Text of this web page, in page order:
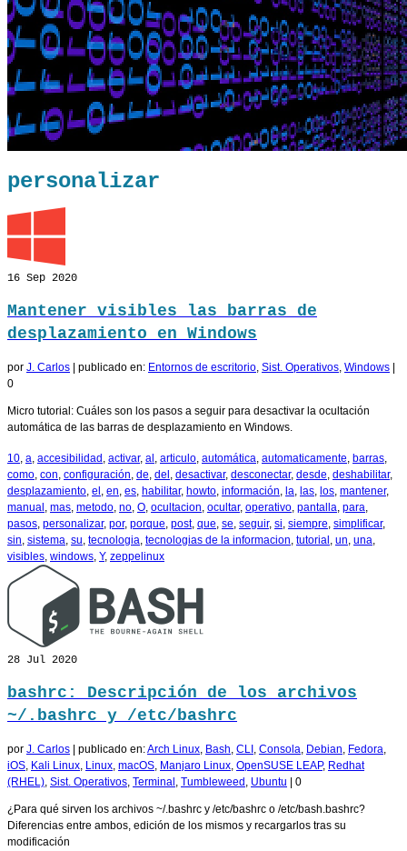
personalizar
16 Sep 2020
Mantener visibles las barras de
desplazamiento en Windows
por J. Carlos publicado en: Entornos de escritorio, Sist. Operativos, Windows
0
Micro tutorial: Cuáles son los pasos a seguir para desactivar la ocultación
automática de las barras de desplazamiento en Windows.
10, a, accesibilidad , activar, al , articulo, automática, automaticamente, barras,
como, con, configuración, de, del , desactivar, desconectar, desde, deshabilitar,
desplazamiento, el , en, es, habilitar, howto, información, la, las, los, mantener,
manual , mas, metodo, no, O, ocultacion, ocultar, operativo, pantalla, para,
pasos, personalizar, por, porque, post, que, se, seguir, si, siempre, simplificar,
sin, sistema, su, tecnologia, tecnologias de la informacion, tutorial , un, una,
visibles, windows, Y, zeppelinux
28 Jul 2020
bashrc: Descripción de los archivos
~/.bashrc y /etc/bashrc
por J. Carlos publicado en:Arch Linux, Bash, CLI , Consola, Debian, Fedora,
iOS, Kali Linux, Linux, macOS, Manjaro Linux, OpenSUSE LEAP, Redhat
(RHEL), Sist. Operativos, Terminal , Tumbleweed , Ubuntu 0
¿Para qué sirven los archivos ~/.bashrc y /etc/bashrc o /etc/bash.bashrc?
Diferencias entre ambos, edición de los mismos y recargarlos tras su
modificación